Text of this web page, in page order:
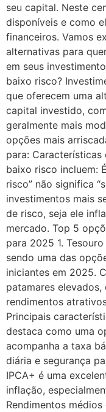
seu capital. Neste
disponíveis e como
financeiros. Vamos
alternativas para
em seus
baixo risco?
que oferecem uma
capital investido,
geralmente mais
opções mais
para:
baixo risco incluem:
risco” não significa
investimentos mais
de risco, seja ele
mercado. Top 5
para 2025 1.
sendo uma das
iniciantes em 2025.
patamares
rendimentos
Principais
destaca como uma
acompanha a taxa
diária e segurança
IPCA+ é uma
inflação,
Rendimentos